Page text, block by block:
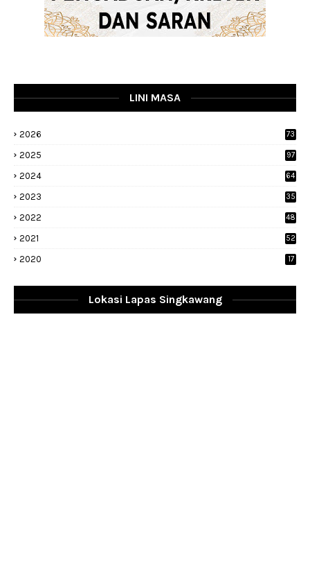
LINI MASA
2026 73
2025 97
2024 64
2023
35
2022
48
2021 52
2020 17
Lokasi Lapas Singkawang